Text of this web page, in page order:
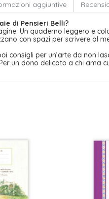
aggiuntive
di Pensieri Belli?
Un quaderno leggero e
con spazi per scrivere al
consigli per un’arte da non
un dono delicato a chi ama